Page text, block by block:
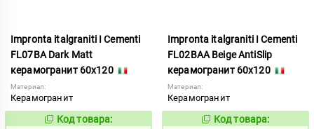
Impronta italgraniti I Cementi
FL07BA Dark Matt
керамогранит 60x120
Материал:
Керамогранит
984658
Код товара:
Impronta italgraniti I Cementi
FL02BAA Beige AntiSlip
керамогранит 60x120
Материал:
Керамогранит
984647
Код товара: